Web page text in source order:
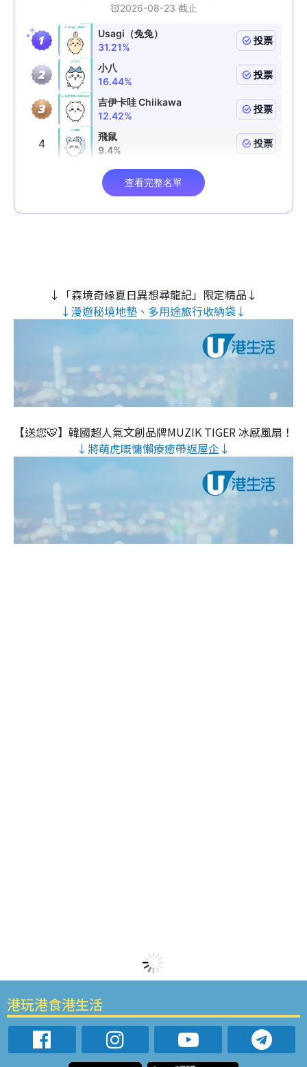
↓「森境奇緣夏日異想尋龍記」限定精品↓
↓漫遊秘境地墊、多用途旅行收納袋↓
【送您🐯】韓國超人氣文創品牌MUZIK TIGER 冰感風扇！
↓將萌虎嘅慵懶療癒帶返屋企↓
港玩港食港生活